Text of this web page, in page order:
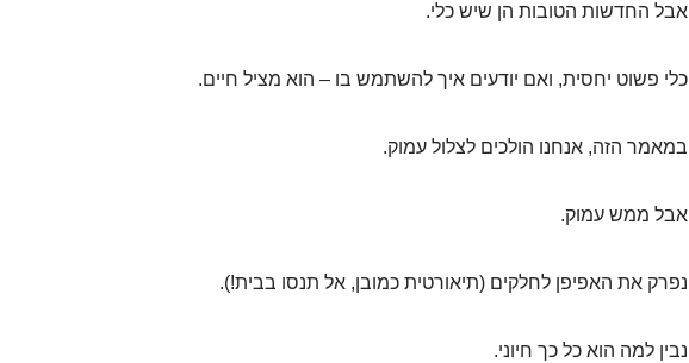
אבל החדשות הטובות הן שיש כלי.
כלי פשוט יחסית, ואם יודעים איך להשתמש בו – הוא מציל חיים.
במאמר הזה, אנחנו הולכים לצלול עמוק.
אבל ממש עמוק.
נפרק את האפיפן לחלקים (תיאורטית כמובן, אל תנסו בבית!).
נבין למה הוא כל כך חיוני.